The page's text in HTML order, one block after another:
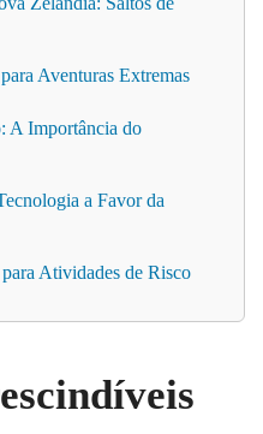
Aventuras Extremas
A Importância do
a Favor da
Atividades de Risco